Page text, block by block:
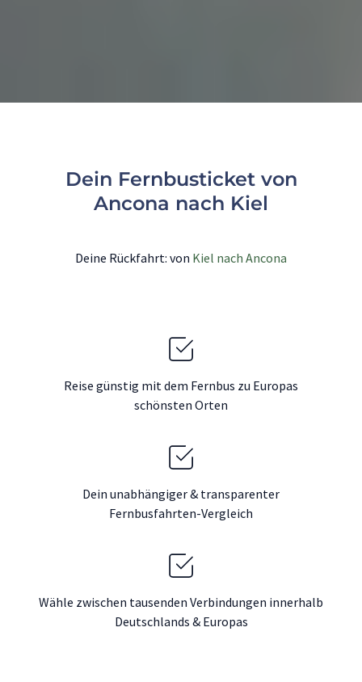
Dein Fernbusticket von
Ancona nach Kiel
Deine Rückfahrt: von Kiel nach Ancona
Reise günstig mit dem Fernbus zu Europas
schönsten Orten
Dein unabhängiger & transparenter
Fernbusfahrten-Vergleich
Wähle zwischen tausenden Verbindungen innerhalb
Deutschlands & Europas